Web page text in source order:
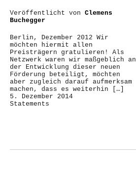
Veröffentlicht von Clemens
Buchegger
Berlin, Dezember 2012 Wir
möchten hiermit allen
Preisträgern gratulieren! Als
Netzwerk waren wir maßgeblich an
der Entwicklung dieser neuen
Förderung beteiligt, möchten
aber zugleich darauf aufmerksam
machen, dass es weiterhin […]
5. Dezember 2014
Statements